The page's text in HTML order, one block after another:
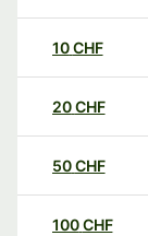
10CHF
20CHF
50CHF
100CHF